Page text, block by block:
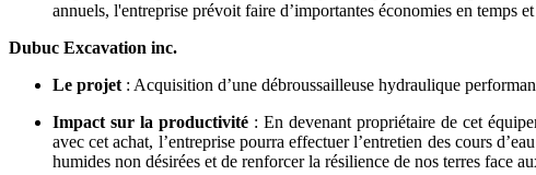
annuels, l'entreprise prévoit faire d’importantes économies en temps
Dubuc Excavation inc.
Le projet : Acquisition d’une débroussailleuse hydraulique
Impact sur la productivité : En devenant propriétaire de cet
avec cet achat, l’entreprise pourra effectuer l’entretien des cours
humides non désirées et de renforcer la résilience de nos terres face